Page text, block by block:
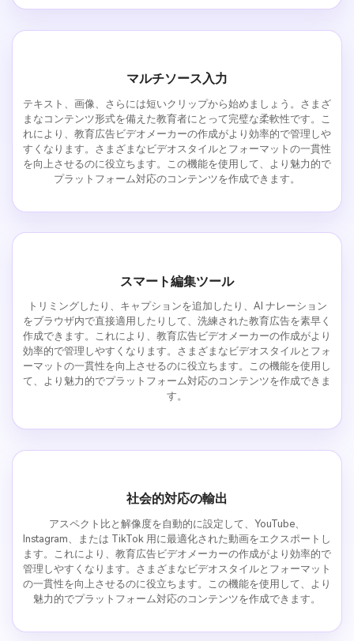
マルチソース入力
テキスト、画像、さらには短いクリップから始めましょう。さまざ
まなコンテンツ形式を備えた教育者にとって完璧な柔軟性です。こ
れにより、教育広告ビデオメーカーの作成がより効率的で管理しや
すくなります。さまざまなビデオスタイルとフォーマットの一貫性
を向上させるのに役立ちます。この機能を使用して、より魅力的で
プラットフォーム対応のコンテンツを作成できます。
スマート編集ツール
トリミングしたり、キャプションを追加したり、AI ナレーション
をブラウザ内で直接適用したりして、洗練された教育広告を素早く
作成できます。これにより、教育広告ビデオメーカーの作成がより
効率的で管理しやすくなります。さまざまなビデオスタイルとフォ
ーマットの一貫性を向上させるのに役立ちます。この機能を使用し
て、より魅力的でプラットフォーム対応のコンテンツを作成できま
す。
社会的対応の輸出
アスペクト比と解像度を自動的に設定して、YouTube、
Instagram、または TikTok 用に最適化された動画をエクスポートし
ます。これにより、教育広告ビデオメーカーの作成がより効率的で
管理しやすくなります。さまざまなビデオスタイルとフォーマット
の一貫性を向上させるのに役立ちます。この機能を使用して、より
魅力的でプラットフォーム対応のコンテンツを作成できます。